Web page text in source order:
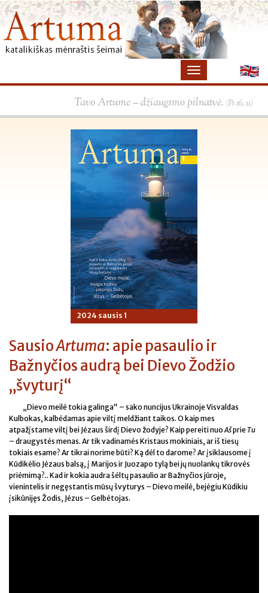
Tavo Artume – džiaugsmo pilnatvė. (Ps 16, 11)
2024 sausis 1
SausioArtuma: apie pasaulio ir
Bažnyčios audrą bei Dievo Žodžio
„švyturį“
„Dievo meilė tokia galinga“ – sako nuncijus Ukrainoje Visvaldas
Kulbokas, kalbėdamas apie viltį meldžiant taikos. O kaip mes
atpažįstame viltį bei Jėzaus širdį Dievo žodyje? Kaip pereiti nuoAšprieTu
– draugystės menas. Ar tik vadinamės Kristaus mokiniais, ar iš tiesų
tokiais esame? Ar tikrai norime būti? Ką dėl to darome? Ar įsiklausome į
Kūdikėlio Jėzaus balsą, į Marijos ir Juozapo tylą bei jų nuolankų tikrovės
priėmimą?.. Kad ir kokia audra šėltų pasaulio ar Bažnyčios jūroje,
vienintelis ir negęstantis mūsų švyturys – Dievo meilė, bejėgiu Kūdikiu
įsikūnijęs Žodis, Jėzus – Gelbėtojas.